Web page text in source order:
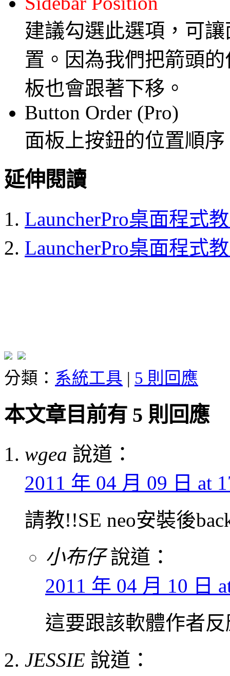
建議勾選此選項，可
置。因為我們把箭頭
板也會跟著下移。
Button Order (Pro)
面板上按鈕的位置順
延伸閱讀
LauncherPro桌面程式
LauncherPro桌面程式
分類： 系統工具 | 5 則回應
本文章目前有 5 則回應
wgea 說道：
2011 年 04 月 09 日 at
請教!!SE neo安裝後
小布仔 說道：
2011 年 04 月 10 日
這要跟該軟體作者
JESSIE 說道：